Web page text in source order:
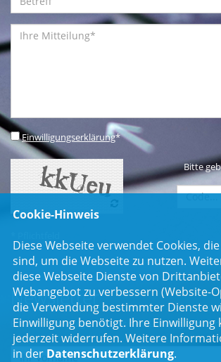
Einwilligungserklärung*
Bitte
Newsletter
Erhalten Sie Neuigkeiten aus dem Landtag und der
Cookie-Hinweis
Diese Webseite verwendet Cookies,
sind, um die Webseite zu nutzen.
diese Webseite Dienste von
Webangebot zu verbessern (Website-
die Verwendung bestimmter Dienste
Einwilligung benötigt. Ihre Einwilligung
jederzeit widerrufen. Weitere
in der Datenschutzerklärung.